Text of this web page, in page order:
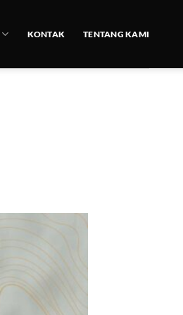
KONTAK TENTANG KAMI